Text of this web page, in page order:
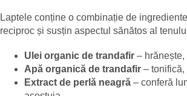
Laptele conține o combinație de
reciproc și susțin aspectul sănătos al
Ulei organic de trandafir –
Apă organică de trandafir –
Extract de perlă neagră – conferă